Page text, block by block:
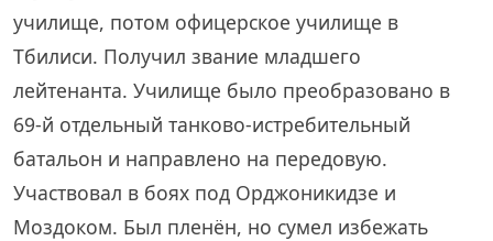
училище, потом офицерское училище в
Тбилиси. Получил звание младшего
лейтенанта. Училище было преобразовано в
69‑й отдельный танково-истребительный
батальон и направлено на передовую.
Участвовал в боях под Орджоникидзе и
Моздоком. Был пленён, но сумел избежать